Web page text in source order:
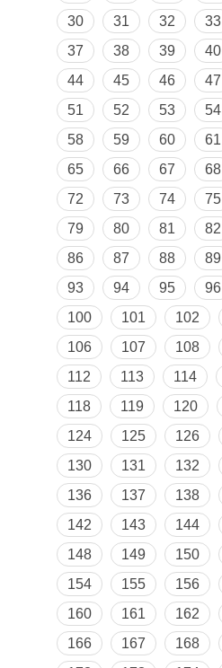
30
31 32 33
37
38 39 40
44
45 46 47
51
52 53 54
58
59 60 61
65
66 67 68
72
73 74 75
79
80 81 82
86
87 88 89
93
94 95 96
100
101 102
106
107 108
112
113 114
118
119 120
124
125 126
130
131 132
136
137 138
142
143 144
148
149 150
154
155 156
160
161 162
166
167 168